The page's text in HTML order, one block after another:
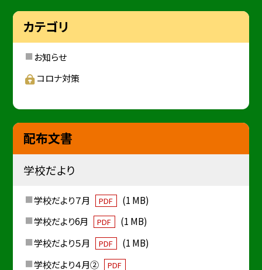
カテゴリ
お知らせ
コロナ対策
配布文書
学校だより
学校だより７月 PDF
(1 MB)
学校だより6月
PDF
(1 MB)
学校だより５月
PDF
(1 MB)
学校だより４月②
PDF